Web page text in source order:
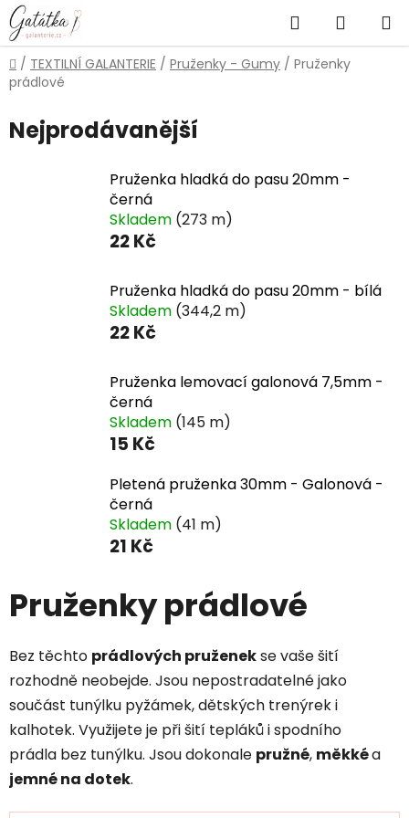
Přejít
na
obsah
Hledat
KOŠÍK
Domů
/ TEXTILNÍ GALANTERIE / Pruženky - Gumy / Pruženky
prádlové
Nejprodávanější
Pruženka hladká do pasu 20mm -
černá
Skladem (273 m)
22 Kč
Pruženka hladká do pasu 20mm - bílá
Skladem (344,2 m)
22 Kč
Pruženka lemovací galonová 7,5mm -
černá
Skladem (145 m)
15 Kč
Pletená pruženka 30mm - Galonová -
černá
Skladem (41 m)
21 Kč
Pruženky prádlové
Bez těchto prádlových pruženekse vaše šití
rozhodně neobejde. Jsou nepostradatelné jako
součást tunýlku pyžámek, dětských trenýrek i
kalhotek. Využijete je při šití tepláků i spodního
prádla bez tunýlku. Jsou dokonale pružné, měkkéa
jemné na dotek.